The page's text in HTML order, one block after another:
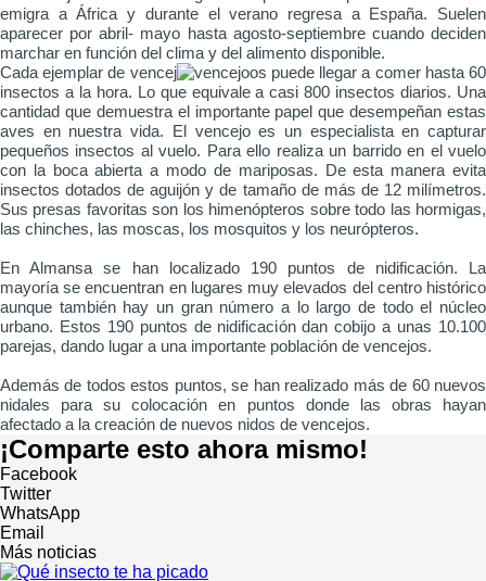
emigra a África y durante el verano regresa a España. Suelen
aparecer por abril- mayo hasta agosto-septiembre cuando deciden
marchar en función del clima y del alimento disponible.
Cada ejemplar de vencej
os puede llegar a comer hasta 60
insectos a la hora. Lo que equivale a casi 800 insectos diarios. Una
cantidad que demuestra el importante papel que desempeñan estas
aves en nuestra vida. El vencejo es un especialista en capturar
pequeños insectos al vuelo. Para ello realiza un barrido en el vuelo
con la boca abierta a modo de mariposas. De esta manera evita
insectos dotados de aguijón y de tamaño de más de 12 milímetros.
Sus presas favoritas son los himenópteros sobre todo las hormigas,
las chinches, las moscas, los mosquitos y los neurópteros.
En Almansa se han localizado 190 puntos de nidificación. La
mayoría se encuentran en lugares muy elevados del centro histórico
aunque también hay un gran número a lo largo de todo el núcleo
urbano. Estos 190 puntos de nidificación dan cobijo a unas 10.100
parejas, dando lugar a una importante población de vencejos.
Además de todos estos puntos, se han realizado más de 60 nuevos
nidales para su colocación en puntos donde las obras hayan
afectado a la creación de nuevos nidos de vencejos.
¡Comparte esto ahora mismo!
Facebook
Twitter
WhatsApp
Email
Más noticias